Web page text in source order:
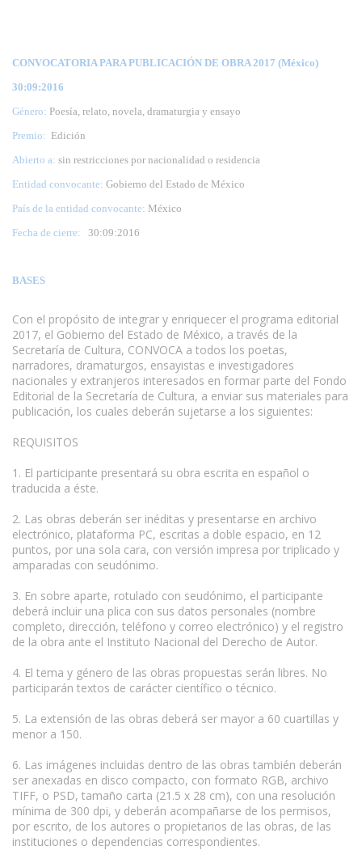
CONVOCATORIA PARA PUBLICACIÓN DE OBRA 2017 (México)
30:09:2016
Género: Poesía, relato, novela, dramaturgia y ensayo
Premio: Edición
Abierto a: sin restricciones por nacionalidad o residencia
Entidad convocante: Gobierno del Estado de México
País de la entidad convocante: México
Fecha de cierre: 30:09:2016
BASES
Con el propósito de integrar y enriquecer el programa editorial
2017, el Gobierno del Estado de México, a través de la
Secretaría de Cultura, CONVOCA a todos los poetas,
narradores, dramaturgos, ensayistas e investigadores
nacionales y extranjeros interesados en formar parte del Fondo
Editorial de la Secretaría de Cultura, a enviar sus materiales para
publicación, los cuales deberán sujetarse a los siguientes:
REQUISITOS
1. El participante presentará su obra escrita en español o
traducida a éste.
2. Las obras deberán ser inéditas y presentarse en archivo
electrónico, plataforma PC, escritas a doble espacio, en 12
puntos, por una sola cara, con versión impresa por triplicado y
amparadas con seudónimo.
3. En sobre aparte, rotulado con seudónimo, el participante
deberá incluir una plica con sus datos personales (nombre
completo, dirección, teléfono y correo electrónico) y el registro
de la obra ante el Instituto Nacional del Derecho de Autor.
4. El tema y género de las obras propuestas serán libres. No
participarán textos de carácter científico o técnico.
5. La extensión de las obras deberá ser mayor a 60 cuartillas y
menor a 150.
6. Las imágenes incluidas dentro de las obras también deberán
ser anexadas en disco compacto, con formato RGB, archivo
TIFF, o PSD, tamaño carta (21.5 x 28 cm), con una resolución
mínima de 300 dpi, y deberán acompañarse de los permisos,
por escrito, de los autores o propietarios de las obras, de las
instituciones o dependencias correspondientes.